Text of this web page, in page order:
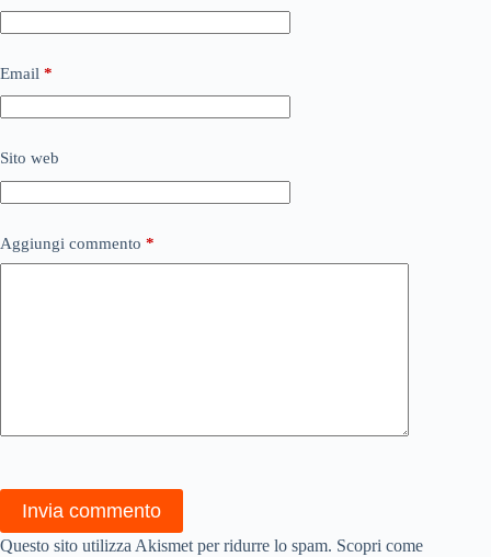
Email *
Sito web
Aggiungi commento *
Invia commento
Questo sito utilizza Akismet per ridurre lo spam. Scopri come